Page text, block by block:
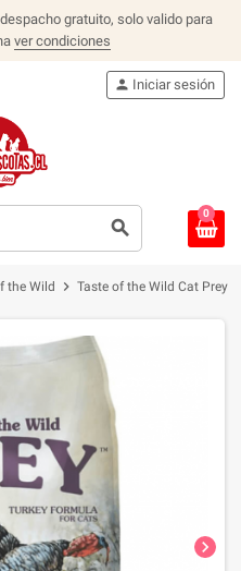
gratuito, solo valido para
ver condiciones
search
person Iniciar sesión
0
the Wild chevron_right Taste of the Wild Cat Prey
chevron_right